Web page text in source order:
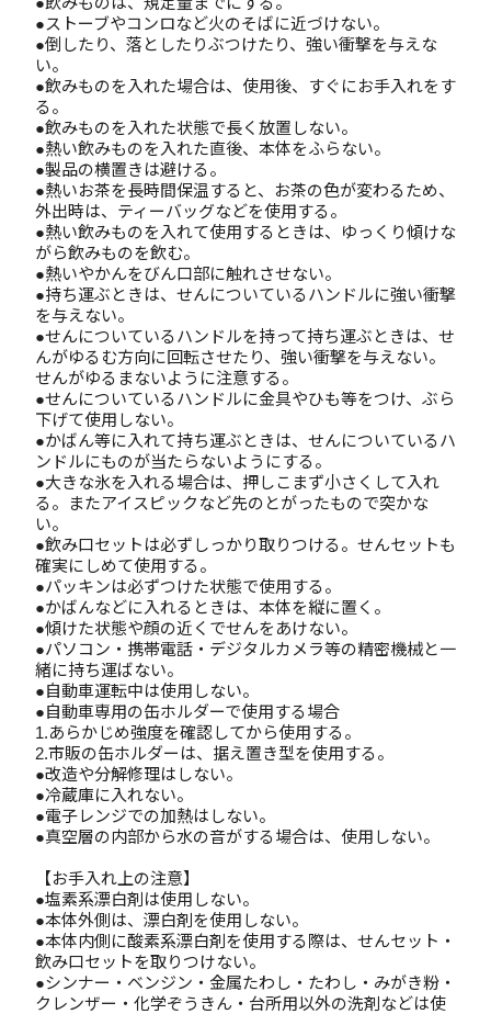
●ストーブやコンロなど火のそばに近づけない。
●倒したり、落としたりぶつけたり、強い衝撃を与えな
い。
●飲みものを入れた場合は、使用後、すぐにお手入れをす
る。
●飲みものを入れた状態で長く放置しない。
●熱い飲みものを入れた直後、本体をふらない。
●製品の横置きは避ける。
●熱いお茶を長時間保温すると、お茶の色が変わるため、
外出時は、ティーバッグなどを使用する。
●熱い飲みものを入れて使用するときは、ゆっくり傾けな
がら飲みものを飲む。
●熱いやかんをびん口部に触れさせない。
●持ち運ぶときは、せんについているハンドルに強い衝撃
を与えない。
●せんについているハンドルを持って持ち運ぶときは、せ
んがゆるむ方向に回転させたり、強い衝撃を与えない。
せんがゆるまないように注意する。
●せんについているハンドルに金具やひも等をつけ、ぶら
下げて使用しない。
●かばん等に入れて持ち運ぶときは、せんについているハ
ンドルにものが当たらないようにする。
●大きな氷を入れる場合は、押しこまず小さくして入れ
る。またアイスピックなど先のとがったもので突かな
い。
●飲み口セットは必ずしっかり取りつける。せんセットも
確実にしめて使用する。
●パッキンは必ずつけた状態で使用する。
●かばんなどに入れるときは、本体を縦に置く。
●傾けた状態や顔の近くでせんをあけない。
●パソコン・携帯電話・デジタルカメラ等の精密機械と一
緒に持ち運ばない。
●自動車運転中は使用しない。
●自動車専用の缶ホルダーで使用する場合
1.あらかじめ強度を確認してから使用する。
2.市販の缶ホルダーは、据え置き型を使用する。
●改造や分解修理はしない。
●冷蔵庫に入れない。
●電子レンジでの加熱はしない。
●真空層の内部から水の音がする場合は、使用しない。
【お手入れ上の注意】
●塩素系漂白剤は使用しない。
●本体外側は、漂白剤を使用しない。
●本体内側に酸素系漂白剤を使用する際は、せんセット・
飲み口セットを取りつけない。
●シンナー・ベンジン・金属たわし・たわし・みがき粉・
クレンザー・化学ぞうきん・台所用以外の洗剤などは使